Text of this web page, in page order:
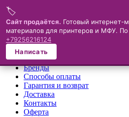
Меню
×
О компании
Каталог
Бренды
Способы оплаты
Гарантия и возврат
Доставка
Контакты
Оферта
🏷️
Сайт продаётся. Готовый интернет-
материалов для принтеров и МФУ.
+79256216124
Написать